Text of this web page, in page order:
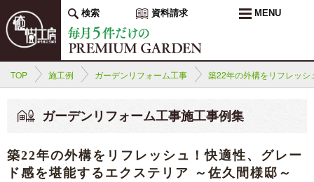
検索 資料請求 MENU
TOP 施工例 ガーデンリフォーム工事 築22年の外構をリフレッ
ガーデンリフォーム工事施工事例集
築22年の外構をリフレッシュ！快適性、グレー
ド感を堪能するエクステリア ～佐久間様邸～